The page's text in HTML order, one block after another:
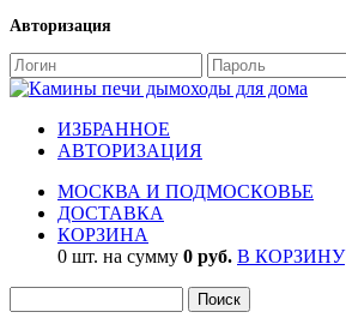
Авторизация
ИЗБРАННОЕ
АВТОРИЗАЦИЯ
МОСКВА И ПОДМОСКОВЬЕ
ДОСТАВКА
КОРЗИНА
0 шт. на сумму 0 руб. В КОРЗИНУ